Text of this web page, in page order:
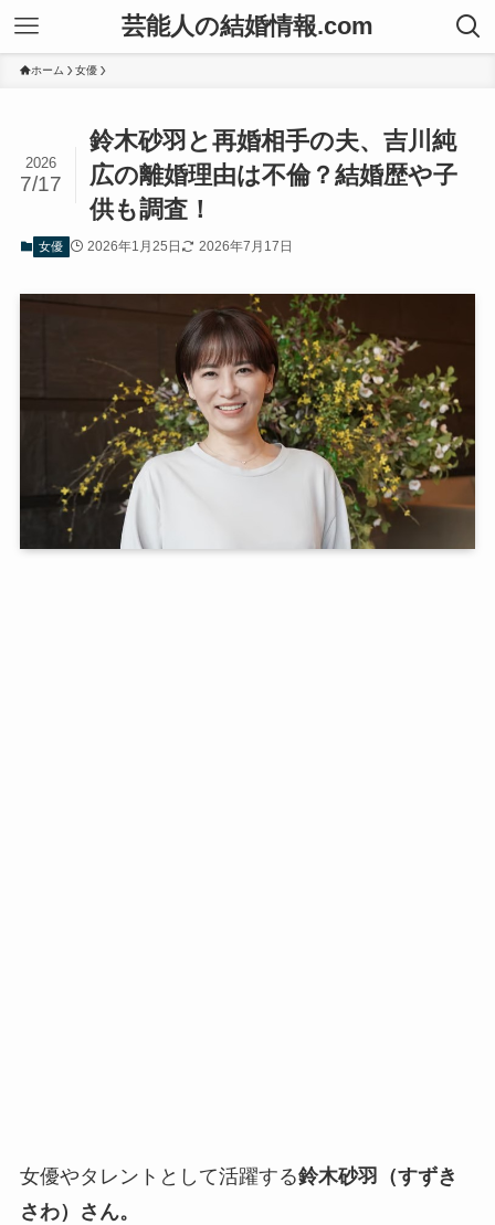
芸能人の結婚情報.com
ホーム 女優
鈴木砂羽と再婚相手の夫、吉川純
広の離婚理由は不倫？結婚歴や子
供も調査！
2026
7/17
女優 2026年1月25日 2026年7月17日
女優やタレントとして活躍する鈴木砂羽（すずき
さわ）さん。